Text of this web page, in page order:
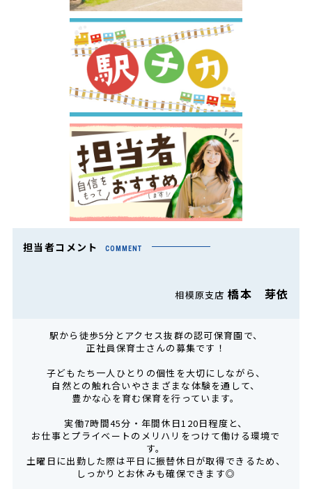
担当者コメント COMMENT
相模原支店橋本 芽依
駅から徒歩5分とアクセス抜群の認可保育園で、
正社員保育士さんの募集です！
子どもたち一人ひとりの個性を大切にしながら、
自然との触れ合いやさまざまな体験を通して、
豊かな心を育む保育を行っています。
実働7時間45分・年間休日120日程度と、
お仕事とプライベートのメリハリをつけて働ける環境で
す。
土曜日に出勤した際は平日に振替休日が取得できるため、
しっかりとお休みも確保できます◎